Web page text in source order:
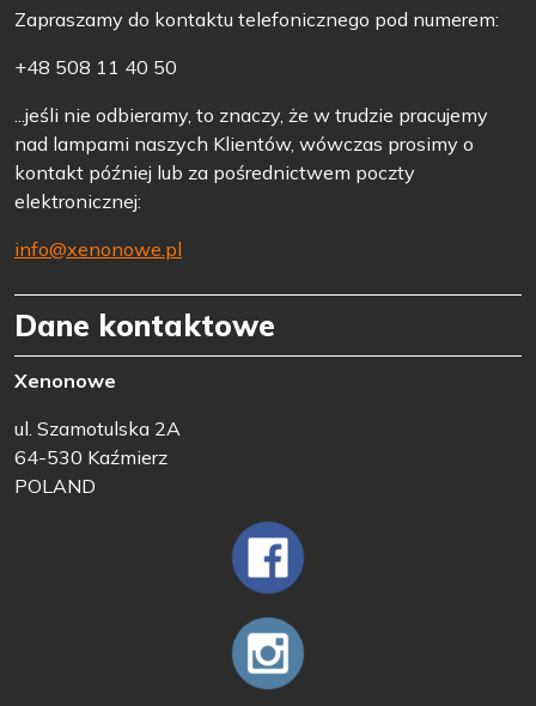
Zapraszamy do kontaktu telefonicznego pod numerem:
+48 508 11 40 50
...jeśli nie odbieramy, to znaczy, że w trudzie pracujemy
nad lampami naszych Klientów, wówczas prosimy o
kontakt później lub za pośrednictwem poczty
elektronicznej:
info@xenonowe.pl
Dane kontaktowe
Xenonowe
ul. Szamotulska 2A
64-530 Kaźmierz
POLAND